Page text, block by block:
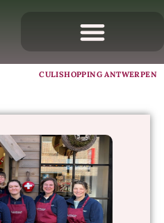
CULISHOPPING ANTWERPEN